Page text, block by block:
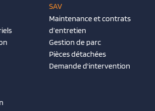
SAV
Maintenance et contrats
d’entretien
Gestion de parc
Pièces détachées
Demande d'intervention